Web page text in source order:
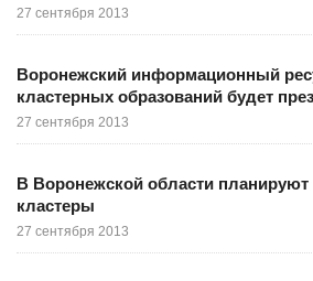
27 сентября 2013
Воронежский информационный
кластерных образований будет
27 сентября 2013
В Воронежской области планируют
кластеры
27 сентября 2013